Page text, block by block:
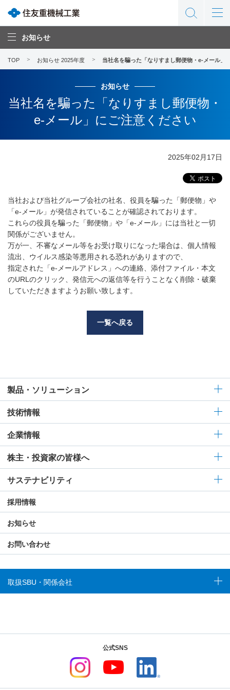
お知らせ
TOP お知らせ 2025年度 当社名を騙った「なりすまし郵便物・e-メール」
お知らせ
当社名を騙った「なりすまし郵便物・
e-メール」にご注意ください
2025年02月17日
当社および当社グループ会社の社名、役員を騙った「郵便物」や
「e-メール」が発信されていることが確認されております。
これらの役員を騙った「郵便物」や「e-メール」には当社と一切
関係がございません。
万が一、不審なメール等をお受け取りになった場合は、個人情報
流出、ウイルス感染等悪用される恐れがありますので、
指定された「e-メールアドレス」への連絡、添付ファイル・本文
のURLのクリック、発信元への返信等を行うことなく削除・破棄
していただきますようお願い致します。
一覧へ戻る
製品・ソリューション
技術情報
企業情報
株主・投資家の皆様へ
サステナビリティ
採用情報
お知らせ
お問い合わせ
取扱SBU・関係会社
公式SNS